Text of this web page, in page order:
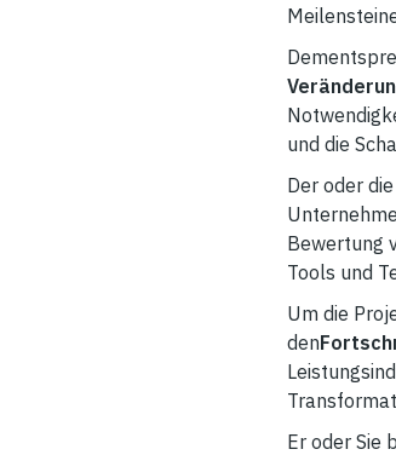
und die
Der oder
Bewertung
Tools und
Um die
den
Er oder Sie